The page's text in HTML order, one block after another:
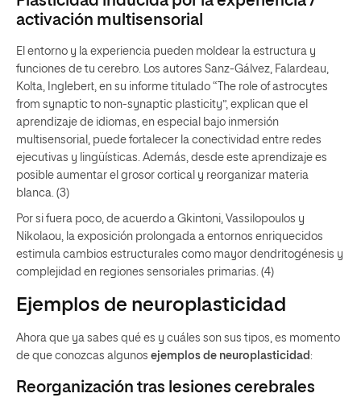
activación multisensorial
El entorno y la experiencia pueden moldear la estructura y
funciones de tu cerebro. Los autores Sanz-Gálvez, Falardeau,
Kolta, Inglebert, en su informe titulado “The role of astrocytes
from synaptic to non-synaptic plasticity”, explican que el
aprendizaje de idiomas, en especial bajo inmersión
multisensorial, puede fortalecer la conectividad entre redes
ejecutivas y lingüísticas. Además, desde este aprendizaje es
posible aumentar el grosor cortical y reorganizar materia
blanca. (3)
Por si fuera poco, de acuerdo a Gkintoni, Vassilopoulos y
Nikolaou, la exposición prolongada a entornos enriquecidos
estimula cambios estructurales como mayor dendritogénesis y
complejidad en regiones sensoriales primarias. (4)
Ejemplos de neuroplasticidad
Ahora que ya sabes qué es y cuáles son sus tipos, es momento
de que conozcas algunos ejemplos de neuroplasticidad :
Reorganización tras lesiones cerebrales